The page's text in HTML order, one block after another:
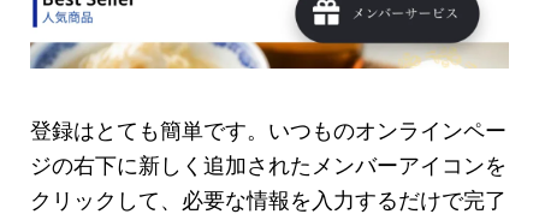
登録はとても簡単です。いつものオンラインペー
ジの右下に新しく追加されたメンバーアイコンを
クリックして、必要な情報を入力するだけで完了